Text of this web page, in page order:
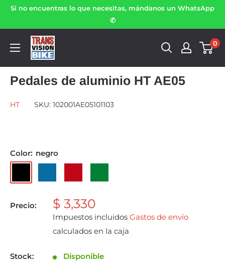
Si no encuentras lo que necesitas, mándanos un WhatsApp
✆
0
Pedales de aluminio HT AE05
HT SKU: 102001AE05101103
Color: negro
Precio: $ 3,330
Impuestos incluidos Gastos de envío
calculados en la caja
Stock: Disponible